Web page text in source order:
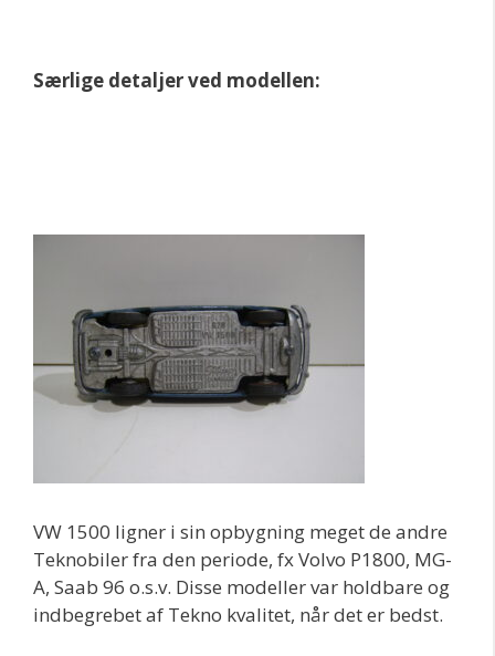
Særlige detaljer ved modellen:
VW 1500 ligner i sin opbygning meget de andre
Teknobiler fra den periode, fx Volvo P1800, MG-
A, Saab 96 o.s.v. Disse modeller var holdbare og
indbegrebet af Tekno kvalitet, når det er bedst.